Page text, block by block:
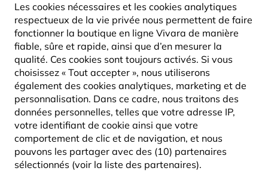
Les cookies nécessaires et les cookies analytiques
respectueux de la vie privée nous permettent de faire
fonctionner la boutique en ligne Vivara de manière
fiable, sûre et rapide, ainsi que d’en mesurer la
qualité. Ces cookies sont toujours activés. Si vous
choisissez « Tout accepter », nous utiliserons
également des cookies analytiques, marketing et de
personnalisation. Dans ce cadre, nous traitons des
données personnelles, telles que votre adresse IP,
votre identifiant de cookie ainsi que votre
comportement de clic et de navigation, et nous
pouvons les partager avec des (10) partenaires
sélectionnés (voir la liste des partenaires).
10% DE RÉDUCTION